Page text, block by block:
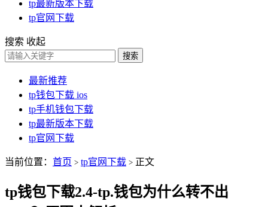
tp最新版本下载
tp官网下载
搜索 收起
搜索
最新推荐
tp钱包下载 ios
tp手机钱包下载
tp最新版本下载
tp官网下载
当前位置： 首页 > tp官网下载 > 正文
tp钱包下载2.4-tp.钱包为什么转不出